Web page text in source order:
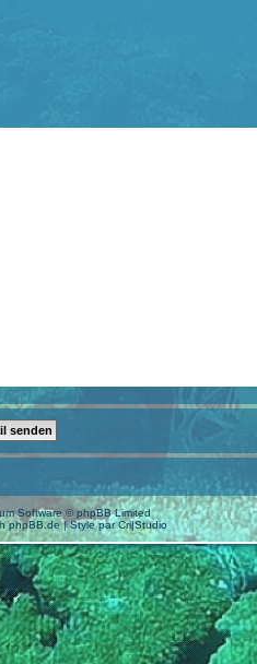
Software © phpBB Limited
phpBB.de| Style parCri|Studio